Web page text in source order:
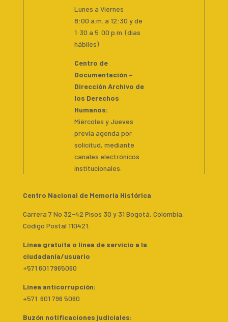
Lunes a Viernes
8:00 a.m. a 12:30 y de
1:30 a 5:00 p.m. (días
hábiles)
Centro de
Documentación –
Dirección Archivo de
los Derechos
Humanos:
Miércoles y Jueves
previa agenda por
solicitud, mediante
canales electrónicos
institucionales.
Centro Nacional de Memoria Histórica
Carrera 7 No 32-42 Pisos 30 y 31 Bogotá, Colombia.
Código Postal 110421.
Línea gratuita o línea de servicio a la
ciudadanía/usuario
+571 601 7965060
Línea anticorrupción:
+571 601 796 5060
Buzón notificaciones judiciales: